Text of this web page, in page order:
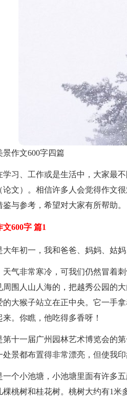
景作文600字四篇
学习、工作或是生活中，大家最
论文）。相信许多人会觉得作文
与参考，希望对大家有所帮助。
600字 篇1
大年初一，我和爸爸、妈妈、姑
天气非常寒冷，可我们仍然冒着
周围人山人海的，把越秀公园的
的大猴子站立在正中央。它一手
来。你瞧，他吃得多香呀！
第十一届广州园林艺术博览会的
景都布置得非常漂亮，但使我
一个小池塘，小池塘里面有许多
棵桃树和桂花树。桃树大约有1